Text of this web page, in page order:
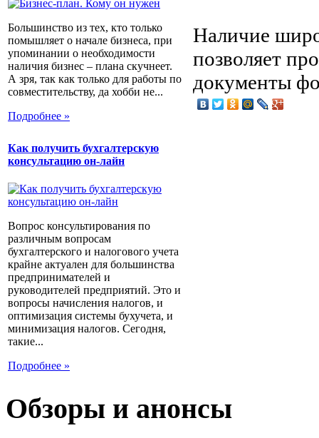
Большинство из тех, кто только
помышляет о начале бизнеса, при
упоминании о необходимости
наличия бизнес – плана скучнеет.
А зря, так как только для работы по
совместительству, да хобби не...
Подробнее »
Как получить бухгалтерскую
консультацию он-лайн
Вопрос консультирования по
различным вопросам
бухгалтерского и налогового учета
крайне актуален для большинства
предпринимателей и
руководителей предприятий. Это и
вопросы начисления налогов, и
оптимизация системы бухучета, и
минимизация налогов. Сегодня,
такие...
Подробнее »
Наличие
позволяет
документы
Обзоры и анонсы